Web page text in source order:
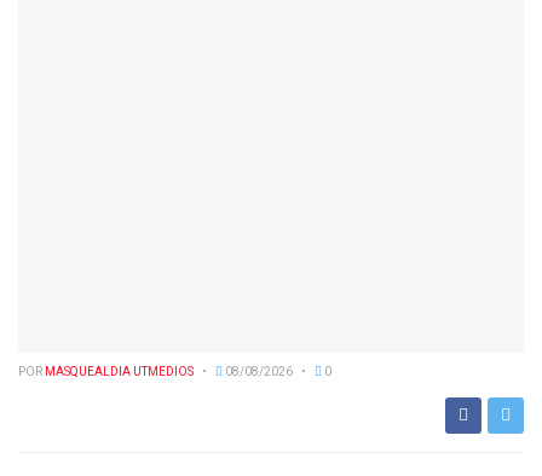
POR MASQUEALDIA UTMEDIOS 08/08/2026 0